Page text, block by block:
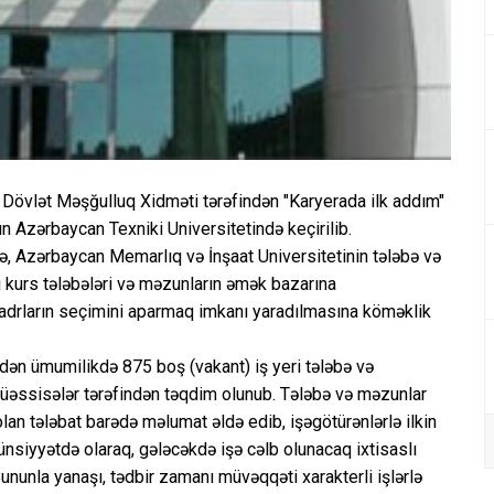
Məşğulluq Xidməti tərəfindən "Karyerada ilk addım"
Azərbaycan Texniki Universitetində keçirilib.
Azərbaycan Memarlıq və İnşaat Universitetinin tələbə və
tələbələri və məzunların əmək bazarına
seçimini aparmaq imkanı yaradılmasına köməklik
ümumilikdə 875 boş (vakant) iş yeri tələbə və
tərəfindən təqdim olunub. Tələbə və məzunlar
tələbat barədə məlumat əldə edib, işəgötürənlərlə ilkin
olaraq, gələcəkdə işə cəlb olunacaq ixtisaslı
yanaşı, tədbir zamanı müvəqqəti xarakterli işlərlə